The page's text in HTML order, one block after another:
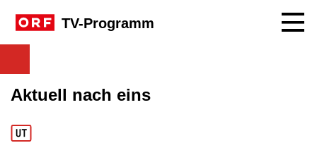
TV-Programm
Aktuell nach eins